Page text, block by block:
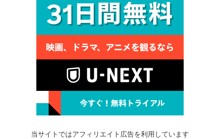
当サイトではアフィリエイト広告を利用しています